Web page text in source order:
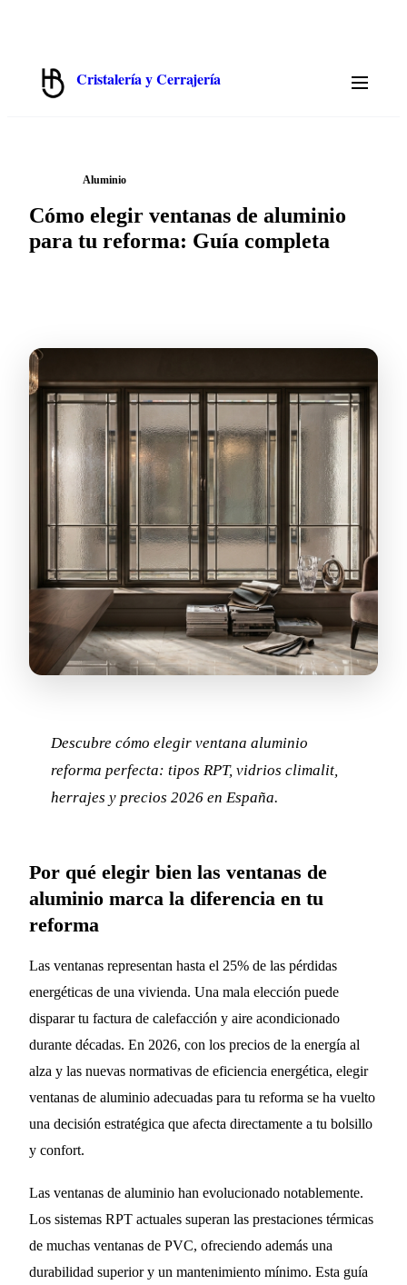
Cristalería y Cerrajería
Hermanos Benito · Madrid
Aluminio
Cómo elegir ventanas de aluminio
para tu reforma: Guía completa
Descubre cómo elegir ventana aluminio
reforma perfecta: tipos RPT, vidrios climalit,
herrajes y precios 2026 en España.
Por qué elegir bien las ventanas de
aluminio marca la diferencia en tu
reforma
Las ventanas representan hasta el 25% de las pérdidas
energéticas de una vivienda. Una mala elección puede
disparar tu factura de calefacción y aire acondicionado
durante décadas. En 2026, con los precios de la energía al
alza y las nuevas normativas de eficiencia energética, elegir
ventanas de aluminio adecuadas para tu reforma se ha vuelto
una decisión estratégica que afecta directamente a tu bolsillo
y confort.
Las ventanas de aluminio han evolucionado notablemente.
Los sistemas RPT actuales superan las prestaciones térmicas
de muchas ventanas de PVC, ofreciendo además una
durabilidad superior y un mantenimiento mínimo. Esta guía